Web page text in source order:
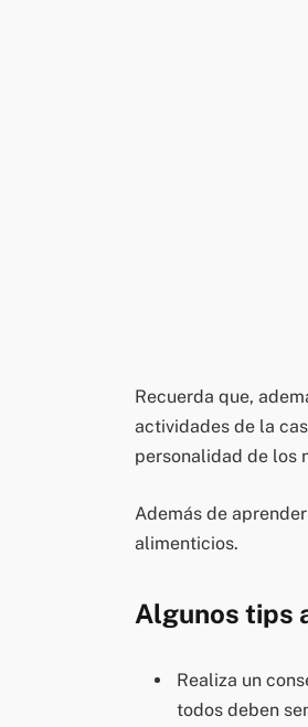
Recuerda que,
actividades de la
personalidad de los
Además de
alimenticios.
Algunos tips
Realiza un
todos deben